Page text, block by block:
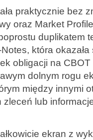
praktycznie bez
oraz Market
duplikatem
która
obligacji na
dolnym rogu
między innymi
lub
ekran z